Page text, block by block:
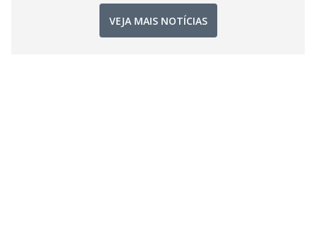
VEJA MAIS NOTÍCIAS